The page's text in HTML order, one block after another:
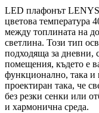
LED плафонът LENYS
цветова температура
между топлината на
светлина. Този тип
подходяща за дневни,
помещения, където е
функционално, така и
проектиран така, че
без резки сенки или
и хармонична среда.